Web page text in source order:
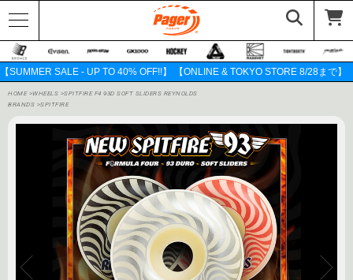
【SUMMER SALE - UP TO 40% OFF!!】 【ONLINE & TOKYO STORE 8/28まで
HOME >WHEELS >SPITFIRE F4 93D SOFT SLIDERS REYNOLDS
BRANDS >SPITFIRE